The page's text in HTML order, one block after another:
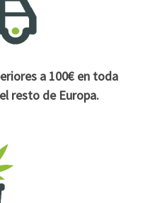
a 100€ en toda
resto de Europa.